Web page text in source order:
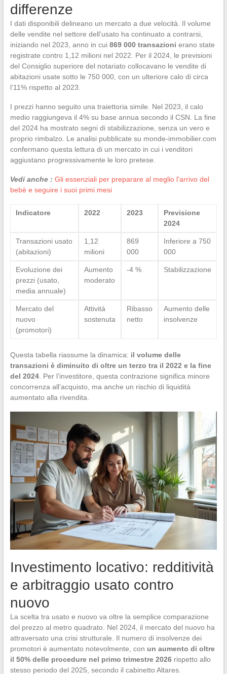
differenze
I dati disponibili delineano un mercato a due velocità. Il volume
delle vendite nel settore dell’usato ha continuato a contrarsi,
iniziando nel 2023, anno in cui 869 000 transazioni erano state
registrate contro 1,12 milioni nel 2022. Per il 2024, le previsioni
del Consiglio superiore del notariato collocavano le vendite di
abitazioni usate sotto le 750 000, con un ulteriore calo di circa
l’11% rispetto al 2023.
I prezzi hanno seguito una traiettoria simile. Nel 2023, il calo
medio raggiungeva il 4% su base annua secondo il CSN. La fine
del 2024 ha mostrato segni di stabilizzazione, senza un vero e
proprio rimbalzo. Le analisi pubblicate su monde-immobilier.com
confermano questa lettura di un mercato in cui i venditori
aggiustano progressivamente le loro pretese.
Vedi anche : Gli essenziali per preparare al meglio l'arrivo del
bebè e seguire i suoi primi mesi
Indicatore 2022 2023
Previsione
2024
Transazioni usato
(abitazioni)
1,12
milioni
869
000
Inferiore a 750
000
Evoluzione dei
prezzi (usato,
media annuale)
Aumento
moderato
-4 % Stabilizzazione
Mercato del
nuovo
(promotori)
Attività
sostenuta
Ribasso
netto
Aumento delle
insolvenze
Questa tabella riassume la dinamica: il volume delle
transazioni è diminuito di oltre un terzo tra il 2022 e la fine
del 2024. Per l’investitore, questa contrazione significa minore
concorrenza all’acquisto, ma anche un rischio di liquidità
aumentato alla rivendita.
Investimento locativo: redditività
e arbitraggio usato contro
nuovo
La scelta tra usato e nuovo va oltre la semplice comparazione
del prezzo al metro quadrato. Nel 2024, il mercato del nuovo ha
attraversato una crisi strutturale. Il numero di insolvenze dei
promotori è aumentato notevolmente, con un aumento di oltre
il 50% delle procedure nel primo trimestre 2026rispetto allo
stesso periodo del 2025, secondo il cabinetto Altares.